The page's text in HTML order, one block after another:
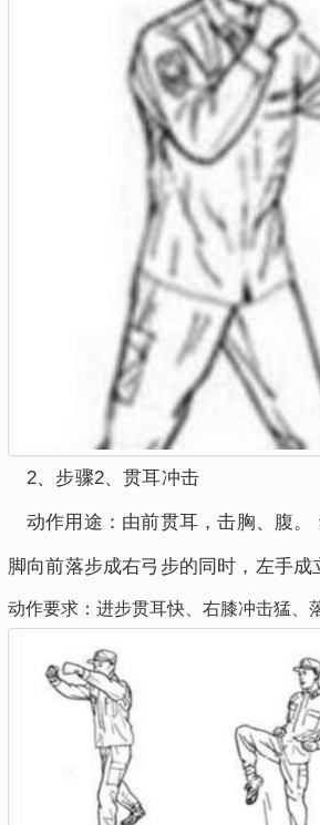
2、步骤2、贯耳冲击
动作用途：由前贯耳，击胸、腹
脚向前落步成右弓步的同时，左手
动作要求：进步贯耳快、右膝冲击猛、